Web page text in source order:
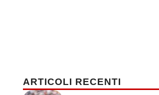
ARTICOLI RECENTI